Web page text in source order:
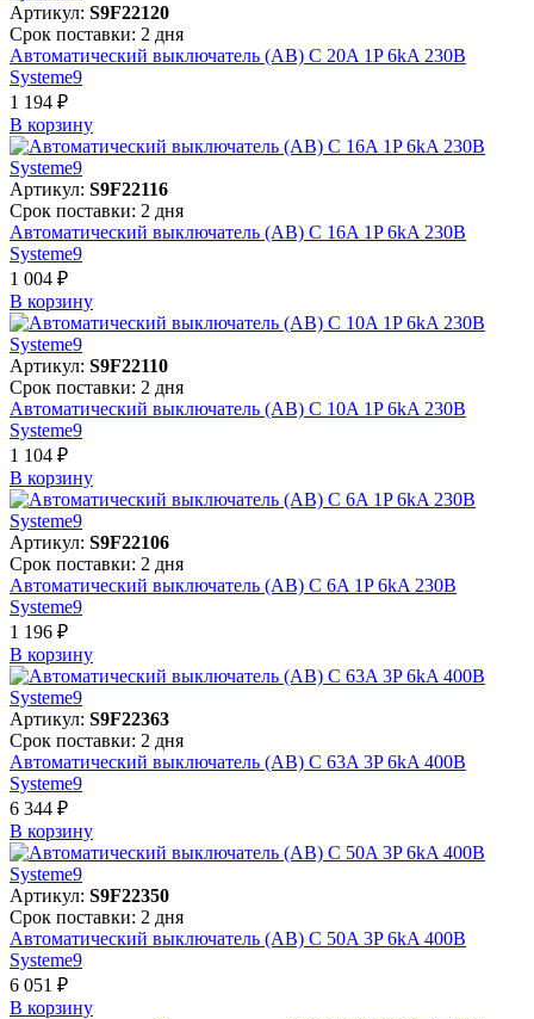
Артикул: S9F22120
Срок поставки: 2 дня
Автоматический выключатель (АВ) C 20A 1P 6kA 230В
Systeme9
1 194 ₽
В корзинy
Артикул: S9F22116
Срок поставки: 2 дня
Автоматический выключатель (АВ) C 16A 1P 6kA 230В
Systeme9
1 004 ₽
В корзинy
Артикул: S9F22110
Срок поставки: 2 дня
Автоматический выключатель (АВ) C 10A 1P 6kA 230В
Systeme9
1 104 ₽
В корзинy
Артикул: S9F22106
Срок поставки: 2 дня
Автоматический выключатель (АВ) C 6A 1P 6kA 230В
Systeme9
1 196 ₽
В корзинy
Артикул: S9F22363
Срок поставки: 2 дня
Автоматический выключатель (АВ) C 63A 3P 6kA 400В
Systeme9
6 344 ₽
В корзинy
Артикул: S9F22350
Срок поставки: 2 дня
Автоматический выключатель (АВ) C 50A 3P 6kA 400В
Systeme9
6 051 ₽
В корзинy